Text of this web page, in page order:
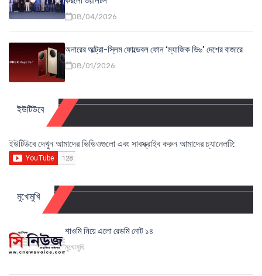
08/04/2026
অনারের আল্ট্রা-স্লিম ফোল্ডেবল ফোন ‘ম্যাজিক ভি৬’ দেশের বাজারে
08/01/2026
ইউটিউবে
ইউটিউবে দেখুন আমাদের ভিডিওগুলো এবং সাবস্ক্রাইব করুন আমাদের চ্যানেলটি:
মুখোমুখি
শাওমি নিয়ে এলো রেডমি নোট ১৪
মুখোমুখি